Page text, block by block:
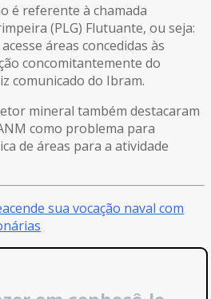
é referente à chamada
(PLG) Flutuante, ou seja:
áreas concedidas às
concomitantemente do
comunicado do Ibram.
mineral também destacaram
como problema para
de áreas para a atividade
sua vocação naval com